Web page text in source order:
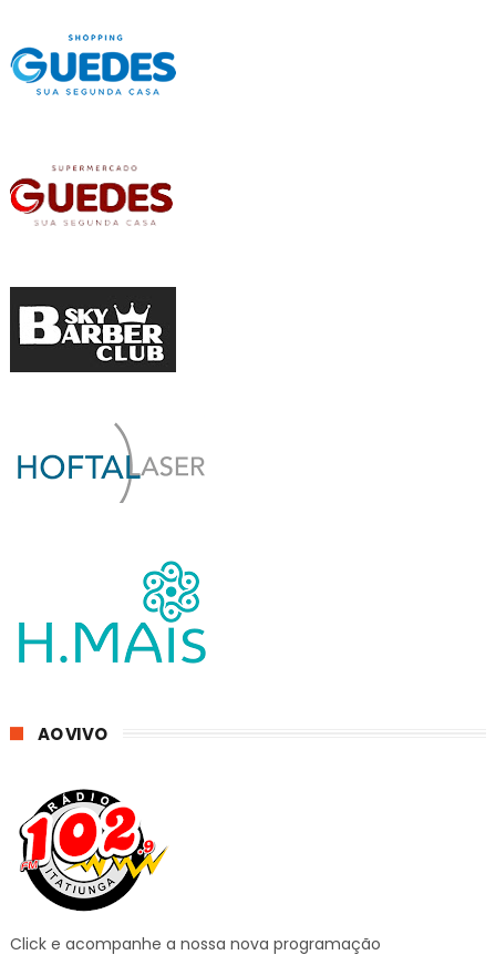
AO VIVO
Click e acompanhe a nossa nova programação